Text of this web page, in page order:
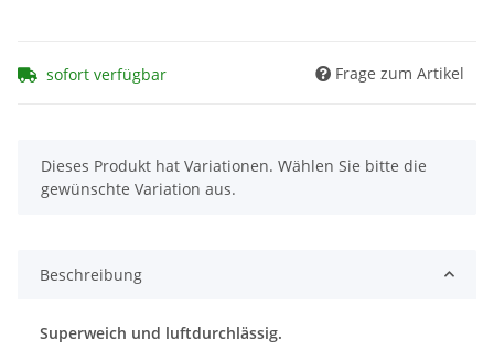
sofort verfügbar Frage zum Artikel
x
Dieses Produkt hat Variationen. Wählen Sie bitte die
gewünschte Variation aus.
Beschreibung
Superweich und luftdurchlässig.